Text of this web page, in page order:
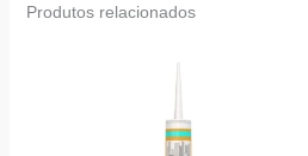
Produtos relacionados